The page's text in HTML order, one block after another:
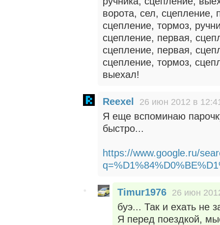
ворота, сел, сцепление,
сцепление, тормоз,
сцепление, первая,
сцепление, первая,
сцепление, тормоз,
выехал!
Reexel 26 июн 2012 в
Я еще вспоминаю
быстро...
https://www.google.ru/
Timur1976 26 июн
буэ... Так и ехать не
Я перед поездкой,